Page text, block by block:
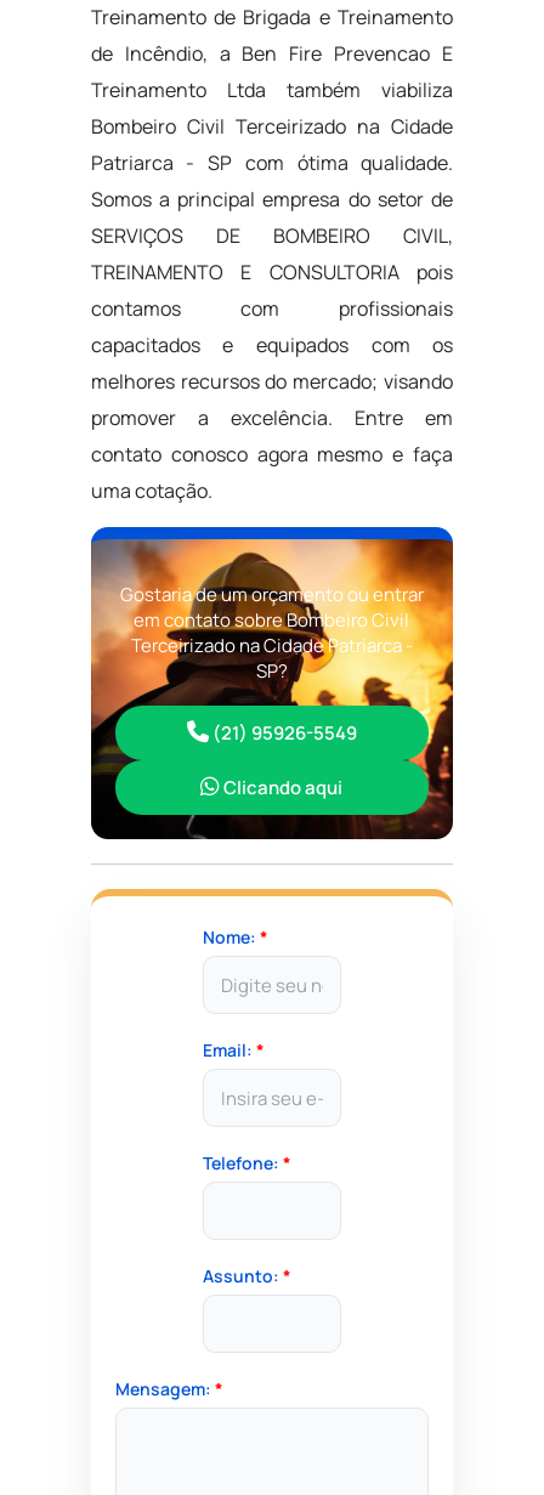
Treinamento de Brigada e Treinamento
de Incêndio, a Ben Fire Prevencao E
Treinamento Ltda também viabiliza
Bombeiro Civil Terceirizado na Cidade
Patriarca - SP com ótima qualidade.
Somos a principal empresa do setor de
SERVIÇOS DE BOMBEIRO CIVIL,
TREINAMENTO E CONSULTORIA pois
contamos com profissionais
capacitados e equipados com os
melhores recursos do mercado; visando
promover a excelência. Entre em
contato conosco agora mesmo e faça
uma cotação.
Gostaria de um orçamento ou entrar
em contato sobre Bombeiro Civil
Terceirizado na Cidade Patriarca -
SP?
(21) 95926-5549
Clicando aqui
Nome: *
Email: *
Telefone: *
Assunto: *
Mensagem: *